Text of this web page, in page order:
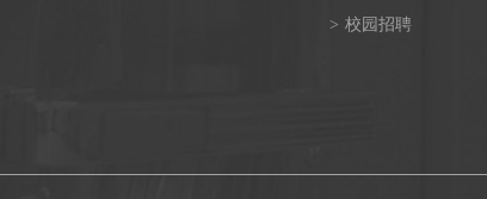
> 校园招聘